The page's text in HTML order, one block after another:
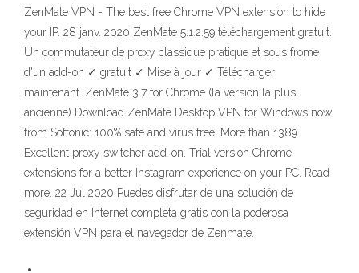
ZenMate VPN - The best free Chrome VPN extension to hide
your IP. 28 janv. 2020 ZenMate 5.1.2.59 téléchargement gratuit.
Un commutateur de proxy classique pratique et sous frome
d'un add-on ✓ gratuit ✓ Mise à jour ✓ Télécharger
maintenant. ZenMate 3.7 for Chrome (la version la plus
ancienne) Download ZenMate Desktop VPN for Windows now
from Softonic: 100% safe and virus free. More than 1389
Excellent proxy switcher add-on. Trial version Chrome
extensions for a better Instagram experience on your PC. Read
more. 22 Jul 2020 Puedes disfrutar de una solución de
seguridad en Internet completa gratis con la poderosa
extensión VPN para el navegador de Zenmate.